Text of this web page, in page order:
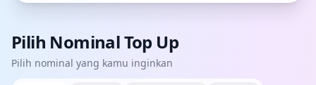
Pilih Nominal Top Up
Pilih nominal yang kamu inginkan